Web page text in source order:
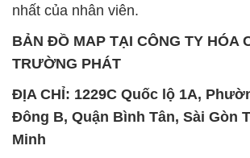
nhất của nhân viên.
BẢN ĐỒ MAP TẠI CÔNG TY HÓA
TRƯỜNG PHÁT
ĐỊA CHỈ: 1229C Quốc lộ 1A,
Đông B, Quận Bình Tân, Sài Gòn
Minh